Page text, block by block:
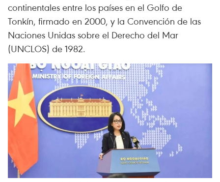
continentales entre los países en el Golfo de
Tonkín, firmado en 2000, y la Convención de las
Naciones Unidas sobre el Derecho del Mar
(UNCLOS) de 1982.